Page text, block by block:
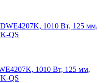
1010 Вт, 125 мм,
QS